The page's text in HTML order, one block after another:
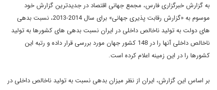
به گزارش خبرگزاری فارس، مجمع جهانی اقتصاد در جدیدترین گزارش خود
موسوم به «گزارش رقابت پذیری جهانی» برای سال 2014-2013، نسبت بدهی
های دولت به تولید ناخالص داخلی در ایران نسبت بدهی های کشورها به تولید
ناخالص داخلی آنها را در 148 کشور جهان مورد بررسی قرار داده و رتبه این
کشورها را در این زمینه اعلام کرده است.
بر اساس این گزارش، ایران از نظر میزان بدهی نسبت به تولید ناخالص داخلی در